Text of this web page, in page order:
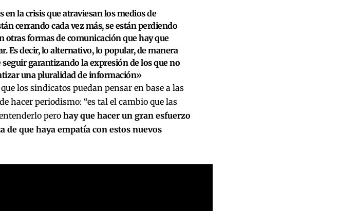
en la crisis que atraviesan los medios de
cerrando cada vez más, se están perdiendo
otras formas de comunicación que hay que
Es decir, lo alternativo, lo popular, de manera
seguir garantizando la expresión de los que no
una pluralidad de información»
los sindicatos puedan pensar en base a las
hacer periodismo: “es tal el cambio que las
pero hay que hacer un gran esfuerzo
de que haya empatía con estos nuevos